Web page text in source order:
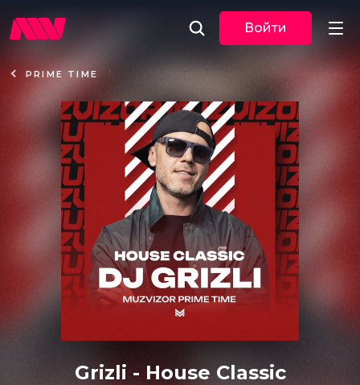
Новости
Музыка
По трекам
По жанрам
Плейлисты
Event
Bar&Club
Войти
PRIME TIME
Grizli - House Classic